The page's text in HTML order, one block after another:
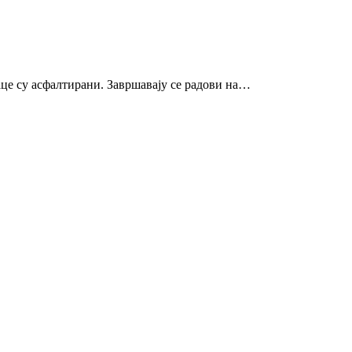
су асфалтирани. Завршавају се радови на…